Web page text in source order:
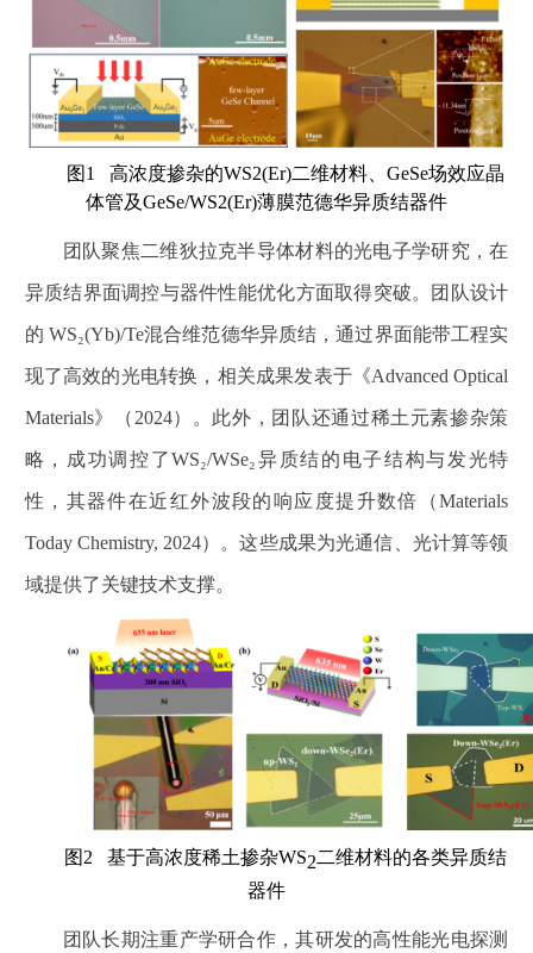
图1 高浓度掺杂的WS2(Er)二维材料、 GeSe场效应晶
体管及GeSe/WS2(Er)薄膜范德华异质结器件
团队聚焦二维狄拉克半导体材料的光电子学研究，在
异质结界面调控与器件性能优化方面取得突破。团队设计
的 WS₂(Yb)/Te混合维范德华异质结，通过界面能带工程实
现了高效的光电转换，相关成果发表于《Advanced Optical
Materials》（ 2024）。此外，团队还通过稀土元素掺杂策
略，成功调控了WS₂/WSe₂异质结的电子结构与发光特
性，其器件在近红外波段的响应度提升数倍（Materials
Today Chemistry, 2024）。这些成果为光通信、光计算等领
域提供了关键技术支撑。
图2 基于高浓度稀土掺杂WS2二维材料的各类异质结
器件
团队长期注重产学研合作，其研发的高性能光电探测